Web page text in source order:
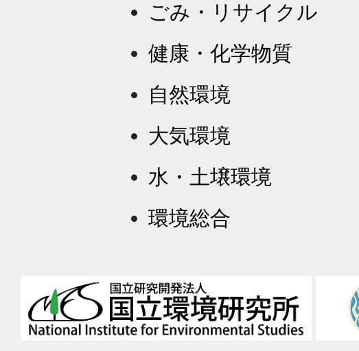
ごみ・リサイクル
健康・化学物質
自然環境
大気環境
水・土壌環境
環境総合